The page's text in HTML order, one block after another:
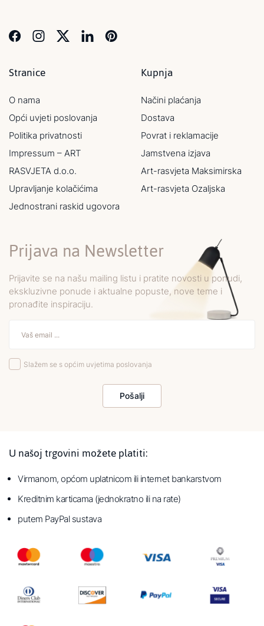
Stranice
O nama
Opći uvjeti poslovanja
Politika privatnosti
Impressum – ART
RASVJETA d.o.o.
Upravljanje kolačićima
Jednostrani raskid ugovora
Kupnja
Načini plaćanja
Dostava
Povrat i reklamacije
Jamstvena izjava
Art-rasvjeta Maksimirska
Art-rasvjeta Ozaljska
Prijava na Newsletter
Prijavite se na našu mailing listu i pratite novosti u ponudi,
ekskluzivne ponude i aktualne popuste, nove teme i
pronađite inspiraciju.
Slažem se s općim uvjetima poslovanja
Pošalji
U našoj trgovini možete platiti:
Virmanom, općom uplatnicom ili internet bankarstvom
Kreditnim karticama (jednokratno ili na rate)
putem PayPal sustava